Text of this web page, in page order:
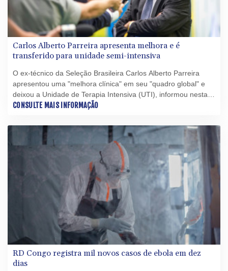
Carlos Alberto Parreira apresenta melhora e é
transferido para unidade semi-intensiva
O ex-técnico da Seleção Brasileira Carlos Alberto Parreira
apresentou uma "melhora clínica" em seu "quadro global" e
deixou a Unidade de Terapia Intensiva (UTI), informou nesta
segunda-feira (27) o Hospital Samaritano, no Rio de Janeiro,
CONSULTE MAIS INFORMAÇÃO
RD Congo registra mil novos casos de ebola em dez
dias